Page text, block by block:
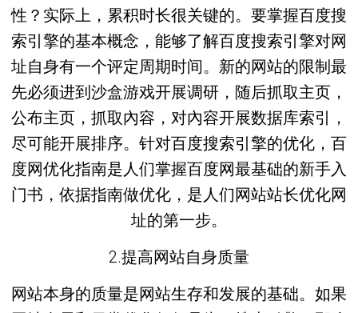
性？实际上，累积时长很关键的。要掌握百度搜
索引擎的基本概念，能够了解百度搜索引擎对网
址自身有一个评定周期时间。新的网站的限制最
先必须进到沙盒游戏开展调研，随后抓取主页，
公布主页，抓取內容，对內容开展数据库索引，
尽可能开展排序。针对百度搜索引擎的优化，百
度网优化指南是人们掌握百度网最基础的新手入
门书，依据指南做优化，是人们网站站长优化网
址的第一步。
2.提高网站自身质量
网站本身的质量是网站生存和发展的基础。如果